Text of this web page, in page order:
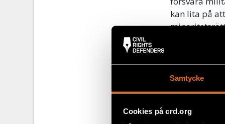
Samtycke
Cookies på crd.org
kan lita på
grupper inför